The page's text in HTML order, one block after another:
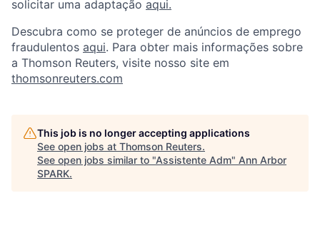
solicitar uma adaptação aqui.
Descubra como se proteger de anúncios de emprego
fraudulentos aqui. Para obter mais informações sobre
a Thomson Reuters, visite nosso site em
thomsonreuters.com
This job is no longer accepting applications
See open jobs at Thomson Reuters.
See open jobs similar to "Assistente Adm" Ann Arbor
SPARK.